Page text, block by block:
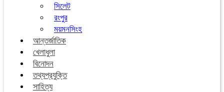
সিলেট
রংপুর
ময়মনসিংহ
আন্তর্জাতিক
খেলাধুলা
বিনোদন
তথ্যপ্রযুক্তি
সাহিত্য